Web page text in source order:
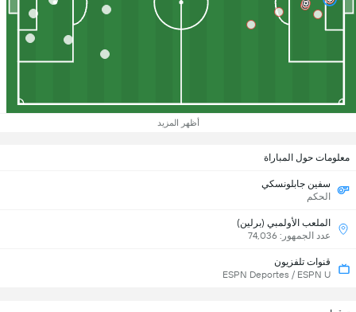
أظهر المزيد
معلومات حول المباراة
سفين جابلونسكي
الحكم
الملعب الأولمبي (برلين)
عدد الجمهور: 74,036
قنوات تلفزيون
ESPN Deportes / ESPN U